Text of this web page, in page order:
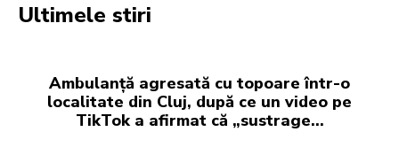
Ultimele stiri
Ambulanță agresată cu topoare într-o
localitate din Cluj, după ce un video pe
TikTok a afirmat că „sustrage…